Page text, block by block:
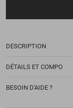
DESCRIPTION
DÉTAILS ET COMPO
BESOIN D'AIDE ?